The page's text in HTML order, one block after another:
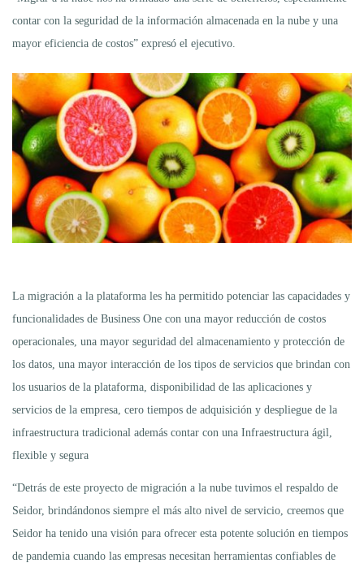
contar con la seguridad de la información almacenada en la nube y una
mayor eficiencia de costos” expresó el ejecutivo.
La migración a la plataforma les ha permitido potenciar las capacidades y
funcionalidades de Business One con una mayor reducción de costos
operacionales, una mayor seguridad del almacenamiento y protección de
los datos, una mayor interacción de los tipos de servicios que brindan con
los usuarios de la plataforma, disponibilidad de las aplicaciones y
servicios de la empresa, cero tiempos de adquisición y despliegue de la
infraestructura tradicional además contar con una Infraestructura ágil,
flexible y segura
“Detrás de este proyecto de migración a la nube tuvimos el respaldo de
Seidor, brindándonos siempre el más alto nivel de servicio, creemos que
Seidor ha tenido una visión para ofrecer esta potente solución en tiempos
de pandemia cuando las empresas necesitan herramientas confiables de